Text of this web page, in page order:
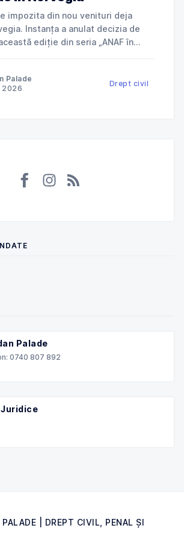
impozita din nou venituri deja
Instanța a anulat decizia de
în România venituri deja
și ce
Palade
2026
Drept civil
Palade
0740 807 892
| DREPT CIVIL, PENAL ȘI